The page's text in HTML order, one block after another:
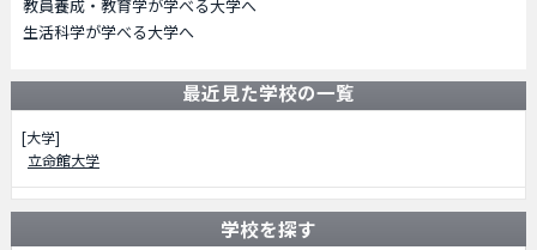
教員養成・教育学が学べる大学へ
生活科学が学べる大学へ
最近見た学校の一覧
[大学]
立命館大学
学校を探す